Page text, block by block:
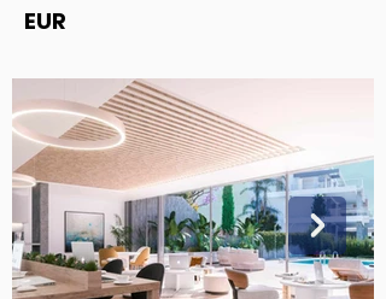
EUR